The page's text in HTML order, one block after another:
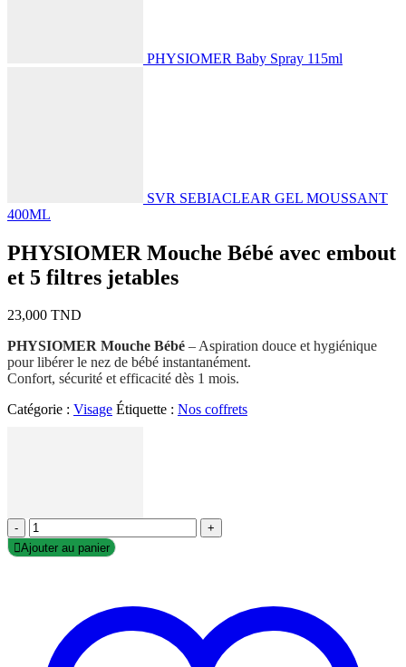
PHYSIOMER Baby Spray 115ml
SVR SEBIACLEAR GEL MOUSSANT
400ML
PHYSIOMER Mouche Bébé avec embout
et 5 filtres jetables
23,000 TND
PHYSIOMER Mouche Bébé – Aspiration douce et hygiénique
pour libérer le nez de bébé instantanément.
Confort, sécurité et efficacité dès 1 mois.
Catégorie : Visage Étiquette : Nos coffrets
-
+
Ajouter au panier